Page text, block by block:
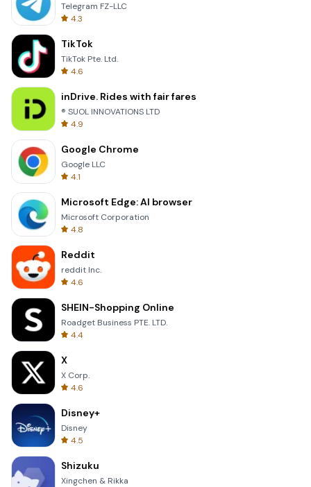
Telegram FZ-LLC
4.3
TikTok
TikTok Pte. Ltd.
4.6
inDrive. Rides with fair fares
® SUOL INNOVATIONS LTD
4.9
Google Chrome
Google LLC
4.1
Microsoft Edge: AI browser
Microsoft Corporation
4.8
Reddit
reddit Inc.
4.6
SHEIN-Shopping Online
Roadget Business PTE. LTD.
4.4
X
X Corp.
4.6
Disney+
Disney
4.5
Shizuku
Xingchen & Rikka